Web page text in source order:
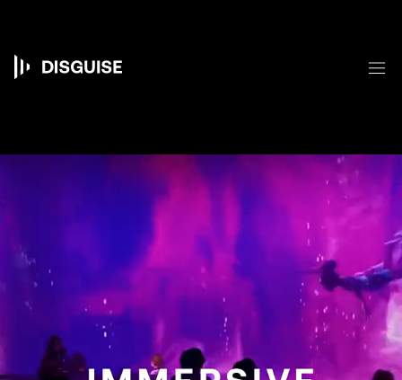
移
動
Main